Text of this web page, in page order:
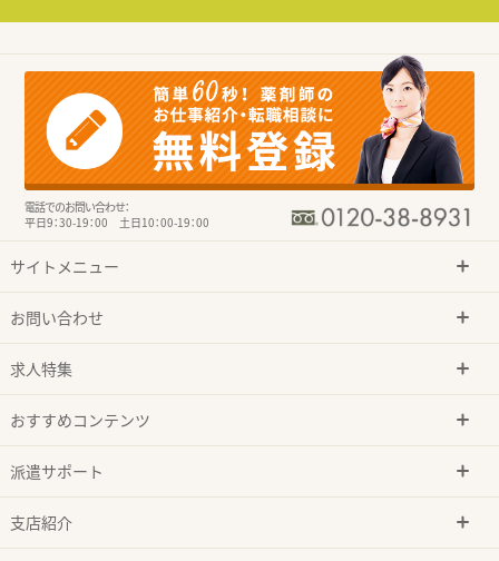
電話でのお問い合わせ：
平日9：30-19：00 土日10：00-19：00
サイトメニュー
お問い合わせ
求人特集
おすすめコンテンツ
派遣サポート
支店紹介